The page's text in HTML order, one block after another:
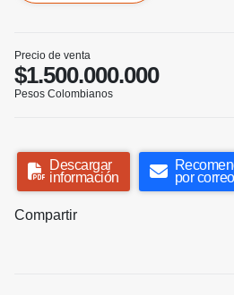
Precio de venta
$1.500.000.000
Pesos Colombianos
Descargar
información
por
Compartir